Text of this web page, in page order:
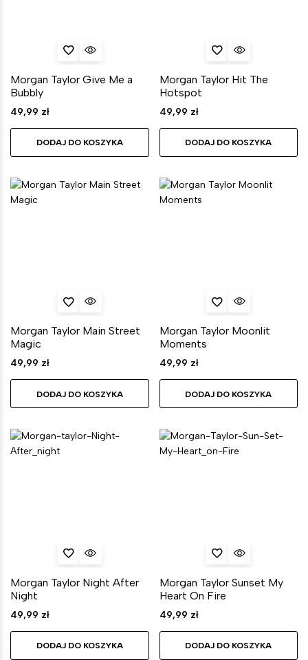
Morgan Taylor Give Me a
Bubbly
49,99 zł
DODAJ DO KOSZYKA
Morgan Taylor Hit The
Hotspot
49,99 zł
DODAJ DO KOSZYKA
Morgan Taylor Main Street
Magic
49,99 zł
DODAJ DO KOSZYKA
Morgan Taylor Moonlit
Moments
49,99 zł
DODAJ DO KOSZYKA
Morgan Taylor Night After
Night
49,99 zł
DODAJ DO KOSZYKA
Morgan Taylor Sunset My
Heart On Fire
49,99 zł
DODAJ DO KOSZYKA